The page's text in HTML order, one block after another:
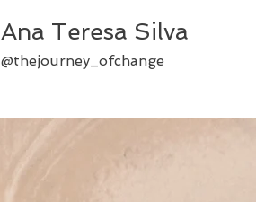
Ana Teresa Silva
@thejourney_ofchange